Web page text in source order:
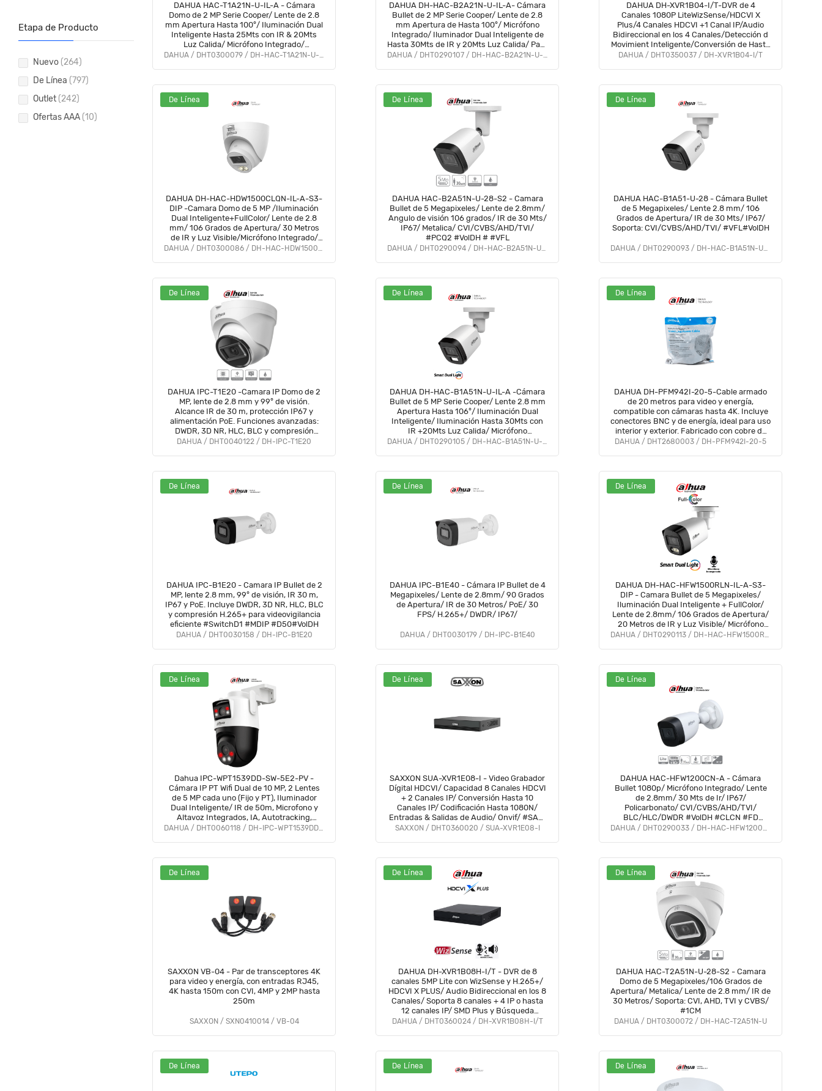
DAHUA HAC-T1A21N-U-IL-A - Cámara
Domo de 2 MP Serie Cooper/ Lente de 2.8
mm Apertura Hasta 100°/ Iluminación Dual
Inteligente Hasta 25Mts con IR & 20Mts
Luz Calida/ Micrófono Integrado/
Policarbonato/ #LoNuevo #OD #CD
DAHUA / DHT0300079 / DH-HAC-T1A21N-U-IL-A
DAHUA DH-HAC-B2A21N-U-IL-A- Cámara
Bullet de 2 MP Serie Cooper/ Lente de 2.8
mm Apertura de Hasta 100°/ Micrófono
Integrado/ Iluminador Dual Inteligente de
Hasta 30Mts de IR y 20Mts Luz Calida/ Para
Exterior IP67/ Metálica/ #LoNuevo #OD DAHUA / DHT0290107 / DH-HAC-B2A21N-U-IL-A
DAHUA DH-XVR1B04-I/T-DVR de 4
Canales 1080P LiteWizSense/HDCVI X
Plus/4 Canales HDCVI +1 Canal IP/Audio
Bidireccional en los 4 Canales/Detección d
Movimient Inteligente/Conversión de Hasta
5 Canals IP/Decodificación de Video Hasta
DAHUA / DHT0350037 / DH-XVR1B04-I/T
De Línea
DAHUA DH-HAC-HDW1500CLQN-IL-A-S3-
DIP -Camara Domo de 5 MP /Iluminación
Dual Inteligente+FullColor/ Lente de 2.8
mm/ 106 Grados de Apertura/ 30 Metros
de IR y Luz Visible/Micrófono Integrado/
IP67/ Soporta:
DAHUA / DHT0300086 / DH-HAC-HDW1500CLQN-IL-A-S3-DIP
De Línea
DAHUA HAC-B2A51N-U-28-S2 - Camara
Bullet de 5 Megapixeles/ Lente de 2.8mm/
Angulo de visión 106 grados/ IR de 30 Mts/
IP67/ Metalica/ CVI/CVBS/AHD/TVI/
#PCQ2 #VolDH # #VFL
DAHUA / DHT0290094 / DH-HAC-B2A51N-U-0280B-S2
De Línea
DAHUA HAC-B1A51-U-28 - Cámara Bullet
de 5 Megapixeles/ Lente 2.8 mm/ 106
Grados de Apertura/ IR de 30 Mts/ IP67/
Soporta: CVI/CVBS/AHD/TVI/ #VFL#VolDH
DAHUA / DHT0290093 / DH-HAC-B1A51N-U-0280B
De Línea
DAHUA IPC-T1E20 -Camara IP Domo de 2
MP, lente de 2.8 mm y 99° de visión.
Alcance IR de 30 m, protección IP67 y
alimentación PoE. Funciones avanzadas:
DWDR, 3D NR, HLC, BLC y compresión
H.265+ Ideal para videovigilancia
DAHUA / DHT0040122 / DH-IPC-T1E20
De Línea
DAHUA DH-HAC-B1A51N-U-IL-A -Cámara
Bullet de 5 MP Serie Cooper/ Lente 2.8 mm
Apertura Hasta 106°/ Iluminación Dual
Inteligente/ Iluminación Hasta 30Mts con
IR +20Mts Luz Calida/ Micrófono
Incorporado/ Plástico/ Para
DAHUA / DHT0290105 / DH-HAC-B1A51N-U-IL-A
De Línea
DAHUA DH-PFM942I-20-5-Cable armado
de 20 metros para video y energía,
compatible con cámaras hasta 4K. Incluye
conectores BNC y de energía, ideal para uso
interior y exterior. Fabricado con cobre de
alta pureza, soporta AHD, CVI, TVI, y CVBS.
DAHUA / DHT2680003 / DH-PFM942I-20-5
De Línea
DAHUA IPC-B1E20 - Camara IP Bullet de 2
MP, lente 2.8 mm, 99° de visión, IR 30 m,
IP67 y PoE. Incluye DWDR, 3D NR, HLC, BLC
y compresión H.265+ para videovigilancia
eficiente #SwitchD1 #MDIP #D50#VolDH
DAHUA / DHT0030158 / DH-IPC-B1E20
De Línea
DAHUA IPC-B1E40 - Cámara IP Bullet de 4
Megapixeles/ Lente de 2.8mm/ 90 Grados
de Apertura/ IR de 30 Metros/ PoE/ 30
FPS/ H.265+/ DWDR/ IP67/
DAHUA / DHT0030179 / DH-IPC-B1E40
De Línea
DAHUA DH-HAC-HFW1500RLN-IL-A-S3-
DIP - Camara Bullet de 5 Megapixeles/
Iluminación Dual Inteligente + FullColor/
Lente de 2.8mm/ 106 Grados de Apertura/
20 Metros de IR y Luz Visible/ Micrófono
Integrado/ IP67/ Soporta:
DAHUA / DHT0290113 / DH-HAC-HFW1500RLN-IL-A-S3-DIP
De Línea
Dahua IPC-WPT1539DD-SW-5E2-PV -
Cámara IP PT Wifi Dual de 10 MP, 2 Lentes
de 5 MP cada uno (Fijo y PT), Iluminador
Dual Inteligente/ IR de 50m, Microfono y
Altavoz Integrados, IA, Autotracking,
Disuación activa, Ranura MicroSD, IP66 DAHUA / DHT0060118 / DH-IPC-WPT1539DD-SW-5E2-PV
De Línea
SAXXON SUA-XVR1E08-I - Video Grabador
Dígital HDCVI/ Capacidad 8 Canales HDCVI
+ 2 Canales IP/ Conversión Hasta 10
Canales IP/ Codificación Hasta 1080N/
Entradas & Salidas de Audio/ Onvif/ #SAXI
#SAGR #GSA #VolSX #SAXO
SAXXON / DHT0360020 / SUA-XVR1E08-I
De Línea
DAHUA HAC-HFW1200CN-A - Cámara
Bullet 1080p/ Micrófono Integrado/ Lente
de 2.8mm/ 30 Mts de Ir/ IP67/
Policarbonato/ CVI/CVBS/AHD/TVI/
BLC/HLC/DWDR #VolDH #CLCN #FD
#DMIP
DAHUA / DHT0290033 / DH-HAC-HFW1200CN-A-0280B-S5
De Línea
SAXXON VB-04 - Par de transceptores 4K
para video y energía, con entradas RJ45,
4K hasta 150m con CVI, 4MP y 2MP hasta
250m
SAXXON / SXN0410014 / VB-04
De Línea
DAHUA DH-XVR1B08H-I/T - DVR de 8
canales 5MP Lite con WizSense y H.265+/
HDCVI X PLUS/ Audio Bidireccional en los 8
Canales/ Soporta 8 canales + 4 IP o hasta
12 canales IP/ SMD Plus y Búsqueda
inteligente de Humanos y Vehículos/
DAHUA / DHT0360024 / DH-XVR1B08H-I/T
De Línea
DAHUA HAC-T2A51N-U-28-S2 - Camara
Domo de 5 Megapixeles/106 Grados de
Apertura/ Metalica/ Lente de 2.8 mm/ IR de
30 Metros/ Soporta: CVI, AHD, TVI y CVBS/
#1CM
DAHUA / DHT0300072 / DH-HAC-T2A51N-U
De Línea De Línea De Línea
Etapa de Producto
Nuevo (264)
De Línea (797)
Outlet (242)
Ofertas AAA (10)